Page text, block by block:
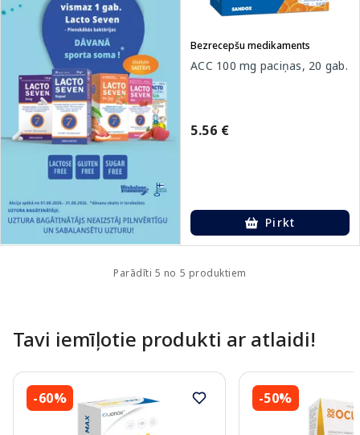
Bezrecepšu medikaments
ACC 100 mg paciņas, 20 gab.
5.56 €
Pirkt
Parādīti 5 no 5 produktiem
Tavi iemīļotie produkti ar atlaidi!
-60% -50%